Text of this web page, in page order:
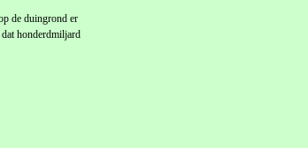
de duingrond er
honderdmiljard